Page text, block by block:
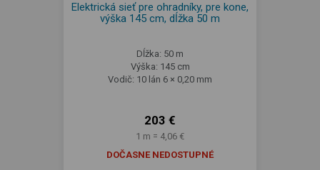
Elektrická sieť pre ohradníky, pre kone,
výška 145 cm, dĺžka 50 m
Dĺžka: 50 m
Výška: 145 cm
Vodič: 10 lán 6 × 0,20 mm
203 €
1 m = 4,06 €
DOČASNE NEDOSTUPNÉ